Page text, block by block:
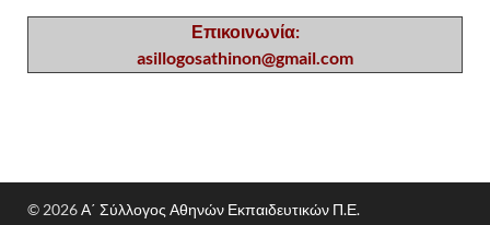
Επικοινωνία:
asillogosathinon@gmail.com
© 2026Α΄ Σύλλογος Αθηνών Εκπαιδευτικών Π.Ε.